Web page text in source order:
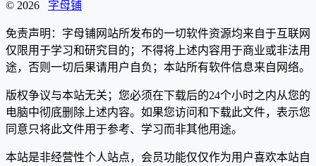
© 2026 字母铺
免责声明：字母铺网站所发布的一切软件资源均来自于互联网
仅限用于学习和研究目的；不得将上述内容用于商业或非法用
途，否则一切后果请用户自负；本站所有软件信息来自网络。
版权争议与本站无关；您必须在下载后的24个小时之内从您的
电脑中彻底删除上述内容。如果您访问和下载此文件，表示您
同意只将此文件用于参考、学习而非其他用途。
本站是非经营性个人站点，会员功能仅仅作为用户喜欢本站自